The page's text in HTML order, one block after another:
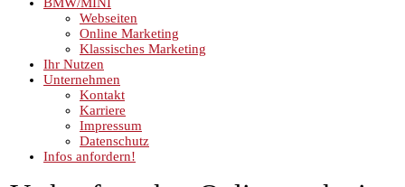
Webseiten
Online Marketing
Klassisches Marketing
Ihr Nutzen
Unternehmen
Kontakt
Karriere
Impressum
Datenschutz
Infos anfordern!